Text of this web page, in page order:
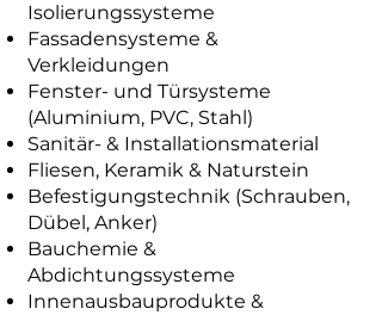
Isolierungssysteme
Fassadensysteme &
Verkleidungen
Fenster- und Türsysteme
(Aluminium, PVC, Stahl)
Sanitär- & Installationsmaterial
Fliesen, Keramik & Naturstein
Befestigungstechnik (Schrauben,
Dübel, Anker)
Bauchemie &
Abdichtungssysteme
Innenausbauprodukte &